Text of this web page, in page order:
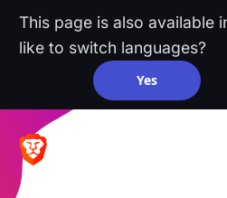
This page is also available
like to switch languages?
Yes